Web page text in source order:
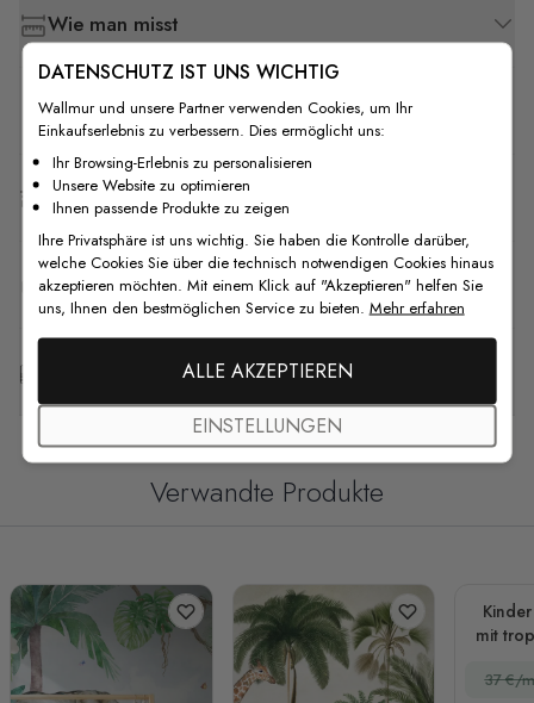
Wie man misst
Wie man installiert
Versand & Rückgabe
F.A.Q
Kostenlose Anpassung
Verwandte Produkte
mit
37 €/
DATENSCHUTZ IST UNS WICHTIG
Wallmur und unsere Partner verwenden Cookies, um Ihr
Einkaufserlebnis zu verbessern. Dies ermöglicht uns:
Ihr Browsing-Erlebnis zu personalisieren
Unsere Website zu optimieren
Ihnen passende Produkte zu zeigen
Ihre Privatsphäre ist uns wichtig. Sie haben die Kontrolle darüber,
welche Cookies Sie über die technisch notwendigen Cookies hinaus
akzeptieren möchten. Mit einem Klick auf "Akzeptieren" helfen Sie
uns, Ihnen den bestmöglichen Service zu bieten. Mehr erfahren
ALLE AKZEPTIEREN
EINSTELLUNGEN